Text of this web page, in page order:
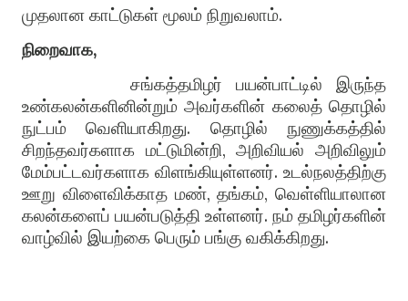
முதலான காட்டுகள் மூலம் நிறுவலாம்.
நிறைவாக,
சங்கத்தமிழர் பயன்பாட்டில் இருந்த
உண்கலன்களினின்றும் அவர்களின் கலைத் தொழில்
நுட்பம் வெளியாகிறது. தொழில் நுணுக்கத்தில்
சிறந்தவர்களாக மட்டுமின்றி, அறிவியல் அறிவிலும்
மேம்பட்டவர்களாக விளங்கியுள்ளனர். உடல்நலத்திற்கு
ஊறு விளைவிக்காத மண், தங்கம், வெள்ளியாலான
கலன்களைப் பயன்படுத்தி உள்ளனர். நம் தமிழர்களின்
வாழ்வில் இயற்கை பெரும் பங்கு வகிக்கிறது.